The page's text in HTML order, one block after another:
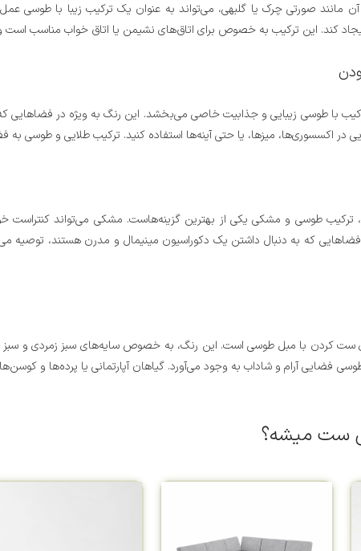
صورتی چرک یا گلبهی، می‌تواند به عنوان یک ترکیب زیبا با طوسی
کند. این ترکیب به خصوص برای اتاق‌های نشیمن یا اتاق خواب مناسب
با طوسی زیبایی و جذابیت خاصی می‌بخشد. این رنگ به ویژه در
در اکسسوری‌ها، میزها، یا حتی آینه‌ها استفاده کنید. ترکیب طلایی و
طوسی و مشکی یکی از بهترین گزینه‌هاست. مشکی می‌تواند کنتراست
که به دنبال داشتن یک دکوراسیون مینیمال و مدرن هستند، توصیه
ست کردن با مبل طوسی است. این رنگ، به خصوص سایه‌های سبز زمردی و سبز
فضایی آرام و شاداب به وجود می‌آورد. گیاهان آپارتمانی یا پرده‌ها و
ست میشه؟